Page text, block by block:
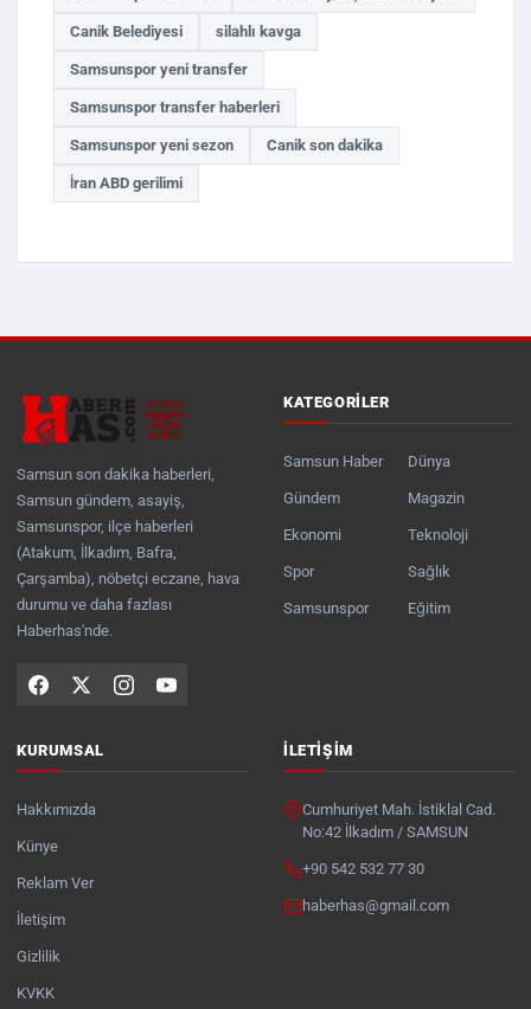
Canik Belediyesi silahlı kavga
Samsunspor yeni transfer
Samsunspor transfer haberleri
Samsunspor yeni sezon Canik son dakika
İran ABD gerilimi
Samsun son dakika haberleri,
Samsun gündem, asayiş,
Samsunspor, ilçe haberleri
(Atakum, İlkadım, Bafra,
Çarşamba), nöbetçi eczane, hava
durumu ve daha fazlası
Haberhas'nde.
KATEGORILER
Samsun Haber
Gündem
Ekonomi
Spor
Samsunspor
Dünya
Magazin
Teknoloji
Sağlık
Eğitim
KURUMSAL
Hakkımızda
Künye
Reklam Ver
İletişim
Gizlilik
KVKK
İLETIŞIM
Cumhuriyet Mah. İstiklal Cad.
No:42 İlkadım / SAMSUN
+90 542 532 77 30
haberhas@gmail.com